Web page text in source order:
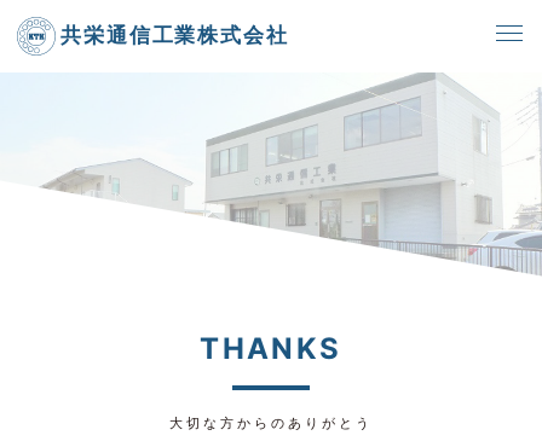
共栄通信工業株式会社
THANKS
大切な方からのありがとう